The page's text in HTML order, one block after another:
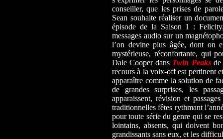
conseiller, que les prises de
Sean souhaite réaliser un
épisode de la Saison 1 :
messages audio sur un
l’on devine plus âgée, dont on
mystérieuse, réconfortante, qui
Dale Cooper dans Twin Peaks de
recours à la voix-off est pertinent
apparaître comme la solution de
de grandes surprises, les
apparaissent, révision et
traditionnelles fêtes rythmant
pour toute série du genre qui se
lointains, absents, qui doivent
grandissants sans eux, et les